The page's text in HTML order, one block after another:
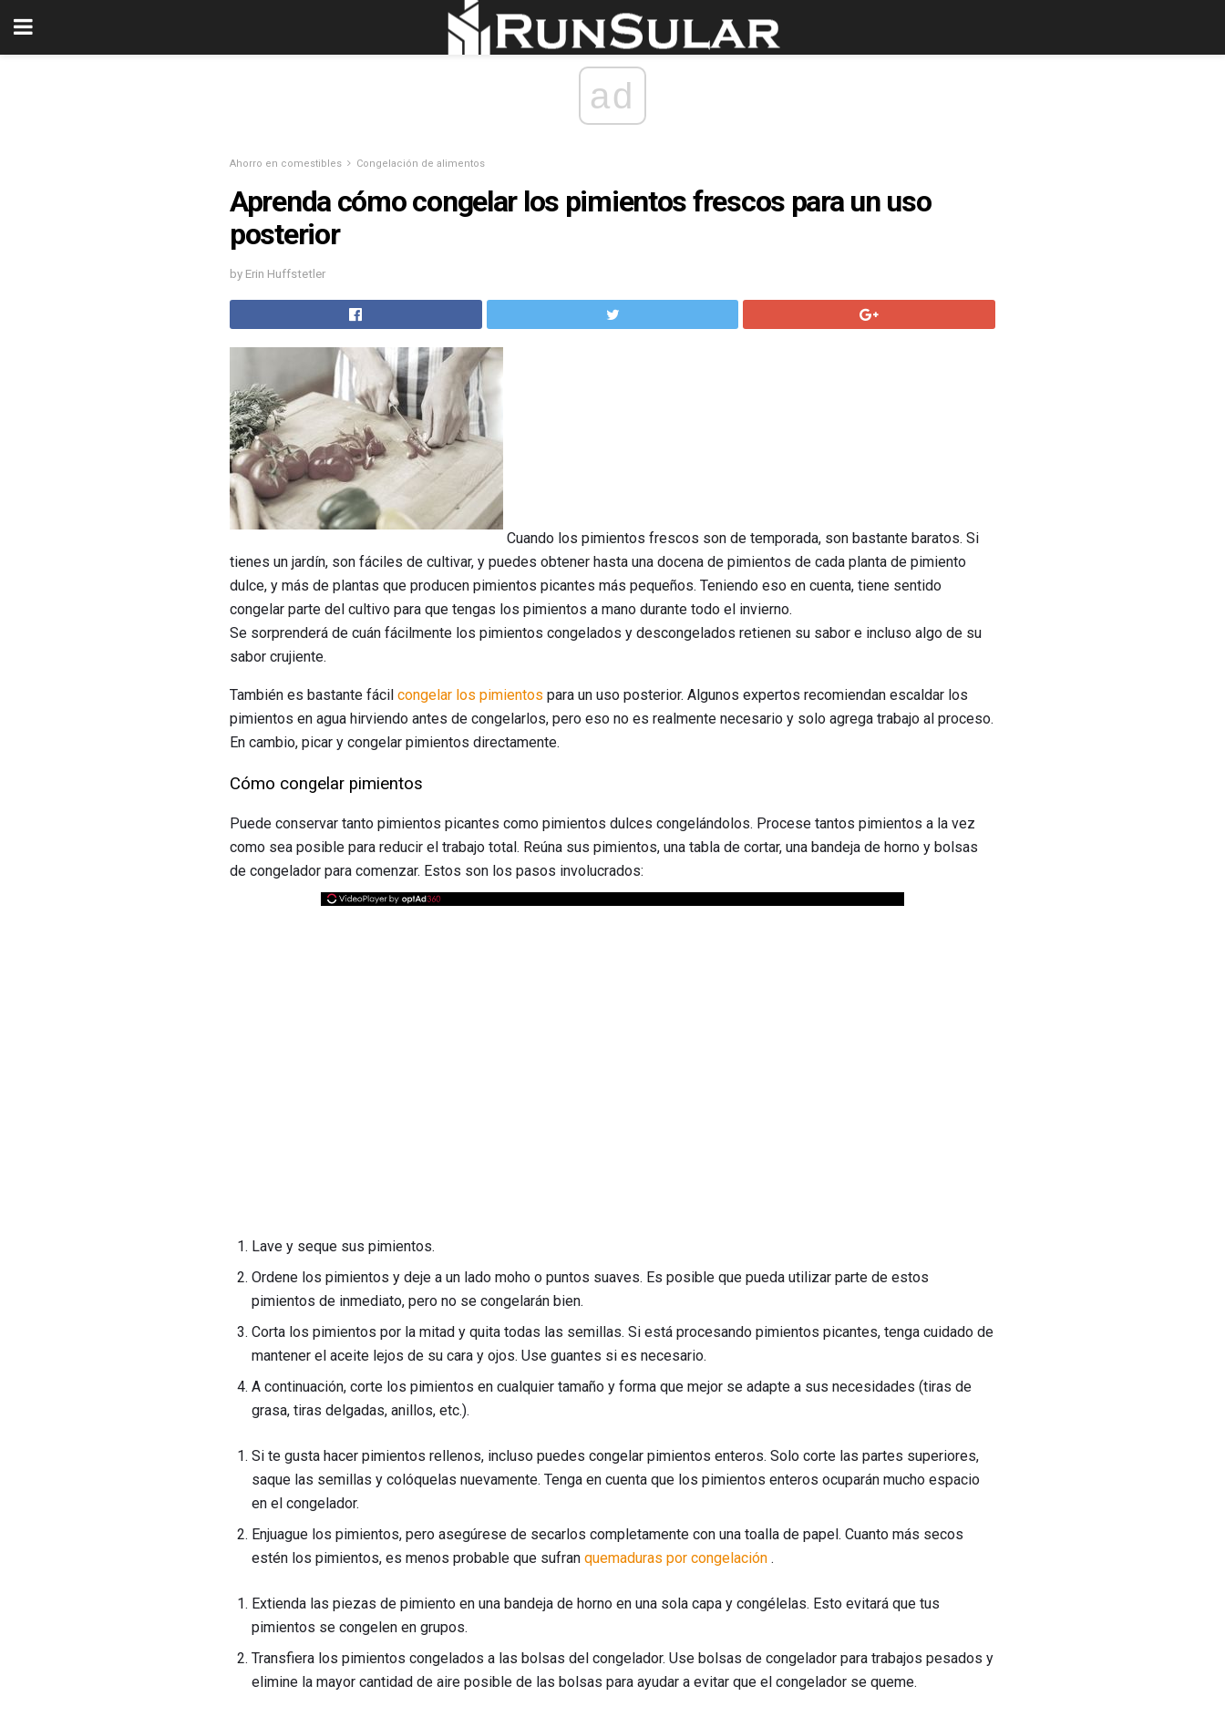
ad
Ahorro en comestibles Congelación de alimentos
Aprenda cómo congelar los pimientos frescos para un uso
posterior
by Erin Huffstetler
Cuando los pimientos frescos son de temporada, son bastante baratos. Si
tienes un jardín, son fáciles de cultivar, y puedes obtener hasta una docena de pimientos de cada planta de pimiento
dulce, y más de plantas que producen pimientos picantes más pequeños. Teniendo eso en cuenta, tiene sentido
congelar parte del cultivo para que tengas los pimientos a mano durante todo el invierno.
Se sorprenderá de cuán fácilmente los pimientos congelados y descongelados retienen su sabor e incluso algo de su
sabor crujiente.
También es bastante fácil congelar los pimientos para un uso posterior. Algunos expertos recomiendan escaldar los
pimientos en agua hirviendo antes de congelarlos, pero eso no es realmente necesario y solo agrega trabajo al proceso.
En cambio, picar y congelar pimientos directamente.
Cómo congelar pimientos
Puede conservar tanto pimientos picantes como pimientos dulces congelándolos. Procese tantos pimientos a la vez
como sea posible para reducir el trabajo total. Reúna sus pimientos, una tabla de cortar, una bandeja de horno y bolsas
de congelador para comenzar. Estos son los pasos involucrados:
Lave y seque sus pimientos.
Ordene los pimientos y deje a un lado moho o puntos suaves. Es posible que pueda utilizar parte de estos
pimientos de inmediato, pero no se congelarán bien.
Corta los pimientos por la mitad y quita todas las semillas. Si está procesando pimientos picantes, tenga cuidado de
mantener el aceite lejos de su cara y ojos. Use guantes si es necesario.
A continuación, corte los pimientos en cualquier tamaño y forma que mejor se adapte a sus necesidades (tiras de
grasa, tiras delgadas, anillos, etc.).
Si te gusta hacer pimientos rellenos, incluso puedes congelar pimientos enteros. Solo corte las partes superiores,
saque las semillas y colóquelas nuevamente. Tenga en cuenta que los pimientos enteros ocuparán mucho espacio
en el congelador.
Enjuague los pimientos, pero asegúrese de secarlos completamente con una toalla de papel. Cuanto más secos
estén los pimientos, es menos probable que sufran quemaduras por congelación .
Extienda las piezas de pimiento en una bandeja de horno en una sola capa y congélelas. Esto evitará que tus
pimientos se congelen en grupos.
Transfiera los pimientos congelados a las bolsas del congelador. Use bolsas de congelador para trabajos pesados ​​y
elimine la mayor cantidad de aire posible de las bolsas para ayudar a evitar que el congelador se queme.